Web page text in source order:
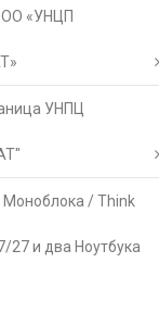
«УНЦП
УНПЦ
Моноблока / Think
27 и два Ноутбука